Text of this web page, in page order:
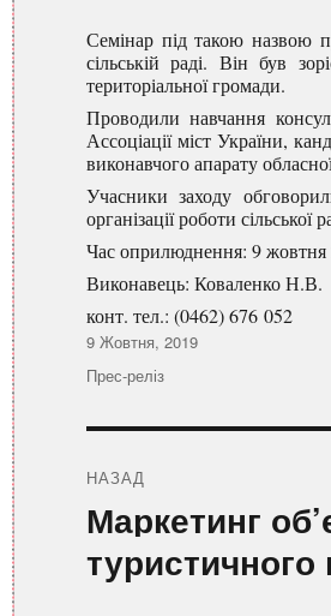
Семінар під такою назвою
сільській раді. Він був
територіальної громади.
Проводили навчання
Ассоціації міст України,
виконавчого апарату
Учасники заходу
організації роботи
Час оприлюднення: 9 жовтня
Виконавець: Коваленко Н.В.
конт. тел.: (0462) 676 052
Оприлюднено
9 Жовтня, 2019
Категорії
Прес-реліз
записів
НАЗАД
Попередній
запис:
Маркетинг
туристичного